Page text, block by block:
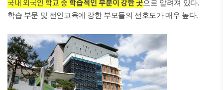
국내 외국인 학교 중학습적인 부분이 강한 곳으로 알려져 있다.
학습 부문 및 전인교육에 강한 부모들의 선호도가 매우 높다.